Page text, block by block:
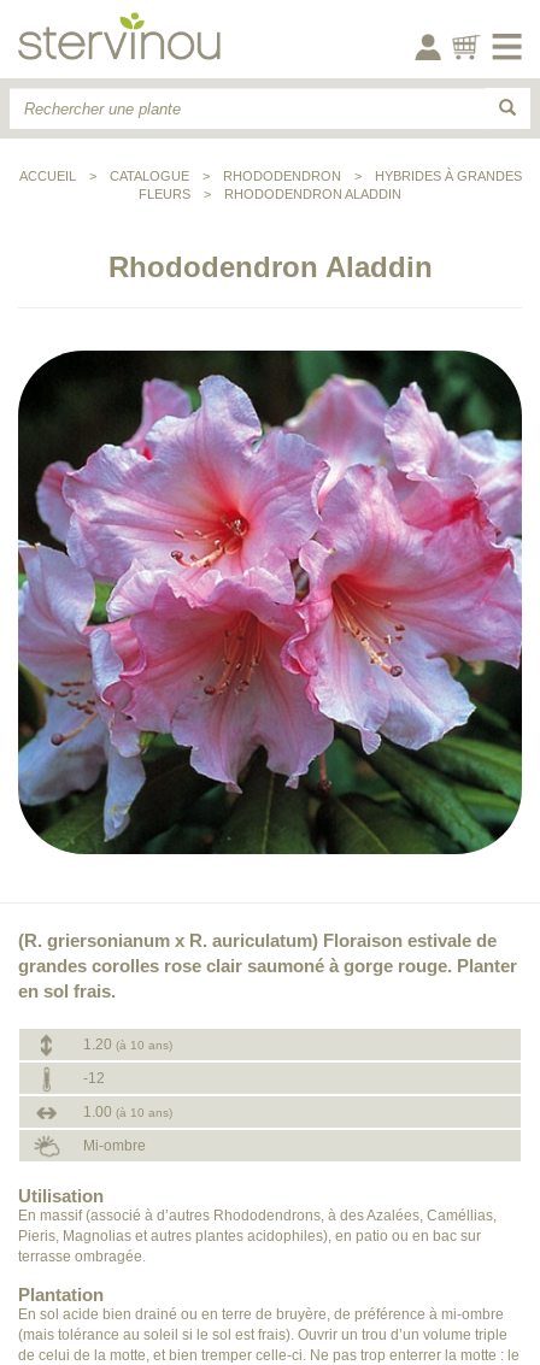
ACCUEIL > CATALOGUE > RHODODENDRON >
HYBRIDES À GRANDES
FLEURS
> RHODODENDRON ALADDIN
Rhododendron Aladdin
(R. griersonianum x R. auriculatum) Floraison estivale de
grandes corolles rose clair saumoné à gorge rouge. Planter
en sol frais.
1.20 (à 10 ans)
-12
1.00 (à 10 ans)
Mi-ombre
Utilisation
En massif (associé à d’autres Rhododendrons, à des Azalées, Caméllias,
Pieris, Magnolias et autres plantes acidophiles), en patio ou en bac sur
terrasse ombragée.
Plantation
En sol acide bien drainé ou en terre de bruyère, de préférence à mi-ombre
(mais tolérance au soleil si le sol est frais). Ouvrir un trou d’un volume triple
de celui de la motte, et bien tremper celle-ci. Ne pas trop enterrer la motte : le